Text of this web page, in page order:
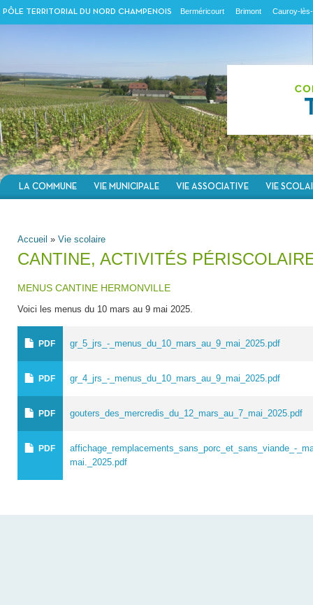
LA COMMUNE VIE MUNICIPALE VIE ASSOCIATIVE VIE
VOUS ÊTES ICI
Accueil » Vie scolaire
CANTINE, ACTIVITÉS
MENUS CANTINE HERMONVILLE
Voici les menus du 10 mars au 9 mai 2025.
PDF gr_5_jrs_-_menus_du_10_mars_au_9_mai_2025.pdf
PDF gr_4_jrs_-_menus_du_10_mars_au_9_mai_2025.pdf
PDF gouters_des_mercredis_du_12_mars_au_7_mai_2025.pdf
PDF
affichage_remplacements_sans_porc_et_sans_viande_-
mai._2025.pdf
PÔLE TERRITORIAL DU NORD CHAMPENOIS Berméricourt Brimont Cauroy-